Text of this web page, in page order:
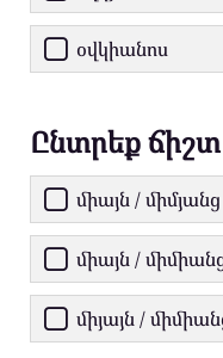
օվկիանոս
Ընտրեք ճիշտ
միայն / միմյանց
միայն /
միյայն /